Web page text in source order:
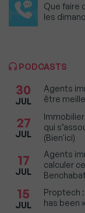
Que faire
les
PODCASTS
30
JUL
Agents
être
27
JUL
qui
(Bien'ici)
17
JUL
Agents
calculer
15
JUL
Proptech
has been